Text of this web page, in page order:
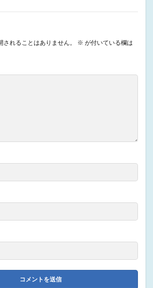
されることはありません。 ※ が付いている欄は